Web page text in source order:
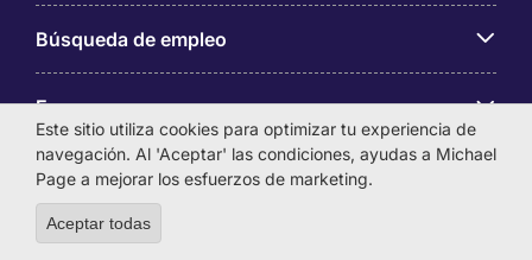
Búsqueda de empleo
Empresas
Sobre Michael Page
Este sitio utiliza cookies para optimizar tu experiencia de
navegación. Al 'Aceptar' las condiciones, ayudas a Michael
Page a mejorar los esfuerzos de marketing.
Aceptar todas